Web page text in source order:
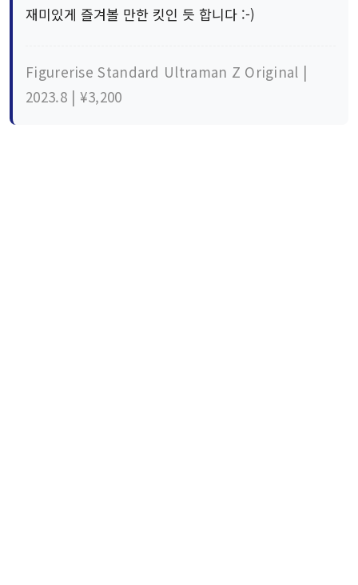
재미있게 즐겨볼 만한 킷인 듯 합니다 :-)
Figurerise Standard Ultraman Z Original |
2023.8 | ¥3,200